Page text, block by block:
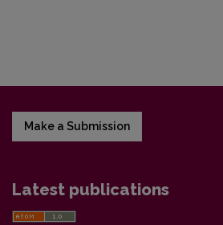
Make a Submission
Latest publications